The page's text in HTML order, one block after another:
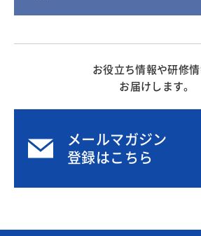
お役立ち情報や研修
お届けします。
メールマガジン
登録はこちら